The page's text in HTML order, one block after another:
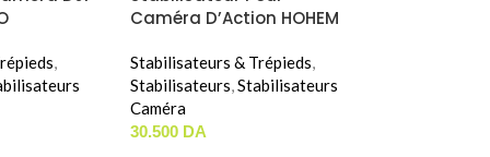
,
Caméra D’Action HOHEM
Stabilisateurs & Trépieds,
Stabilisateurs,Stabilisateurs
Caméra
30.500 DA